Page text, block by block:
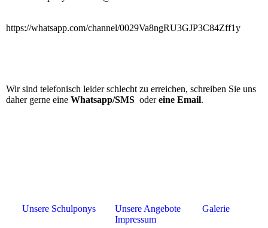
https://whatsapp.com/channel/0029Va8ngRU3GJP3C84Zff1y
Wir sind telefonisch leider schlecht zu erreichen, schreiben Sie uns
daher gerne eine Whatsapp/SMS odereine Email.
Unsere Schulponys Unsere Angebote
Galerie
Impressum